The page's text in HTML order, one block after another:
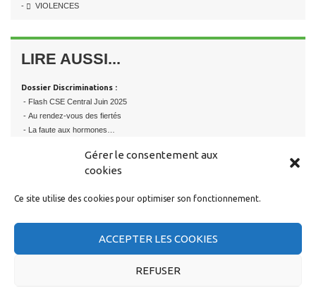
Gérer le consentement aux
cookies
Ce site utilise des cookies pour optimiser son fonctionnement.
ACCEPTER LES COOKIES
REFUSER
-
VIOLENCES
LIRE AUSSI...
Dossier Discriminations :
- Flash CSE Central Juin 2025
- Au rendez-vous des fiertés
- La faute aux hormones…
[+]
- Journée de lutte contre les violences faites aux femmes
- MANIFESTONS LE 25 NOVEMBRE